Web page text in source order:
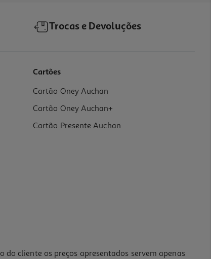
Trocas e Devoluções
Cartões
Cartão Oney Auchan
Cartão Oney Auchan+
Cartão Presente Auchan
cliente os preços apresentados servem apenas